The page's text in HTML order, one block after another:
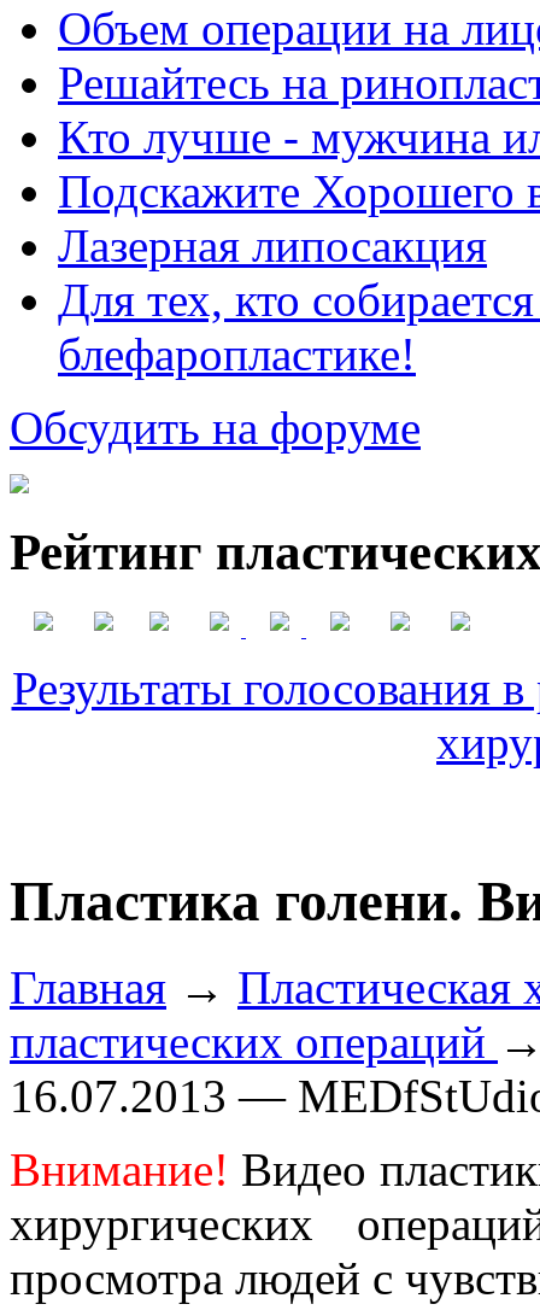
Объем операции на
Решайтесь на
Кто лучше - мужчина
Подскажите Хорошего
Лазерная липосакция
Для тех, кто
блефаропластике!
Обсудить на форуме
Рейтинг
Результаты голосования
Пластика голени.
Главная → Пластическая
пластических операций
16.07.2013 —
Внимание! Видео
хирургических
просмотра людей с